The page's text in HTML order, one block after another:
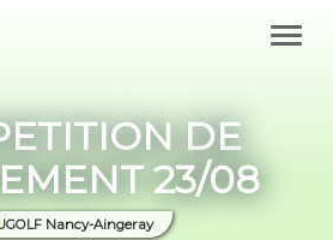
DE
23/08
Nancy-Aingeray